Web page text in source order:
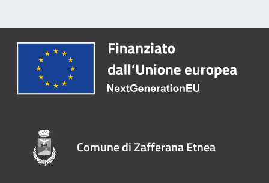
Comune di Zafferana Etnea